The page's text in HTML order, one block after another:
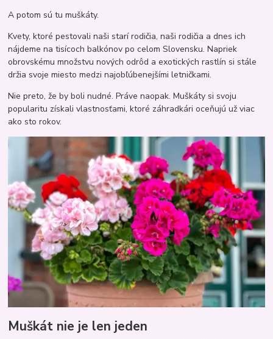
A potom sú tu muškáty.
Kvety, ktoré pestovali naši starí rodičia, naši rodičia a dnes ich
nájdeme na tisícoch balkónov po celom Slovensku. Napriek
obrovskému množstvu nových odrôd a exotických rastlín si stále
držia svoje miesto medzi najobľúbenejšími letničkami.
Nie preto, že by boli nudné. Práve naopak. Muškáty si svoju
popularitu získali vlastnosťami, ktoré záhradkári oceňujú už viac
ako sto rokov.
Muškát nie je len jeden